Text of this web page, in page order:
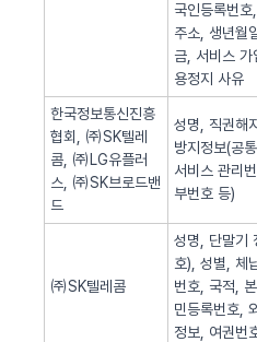
국인등록번
주소, 생년월
금, 서비스 가
용정지 사유
한국정보통신진흥
협회, ㈜SK텔레
콤, ㈜LG유플러
스, ㈜SK브로드밴
드
성명, 직권해
방지정보(공
서비스 관리
부번호 등)
㈜SK텔레콤
성명, 단말기
호), 성별, 체
번호, 국적,
민등록번호,
정보, 여권번